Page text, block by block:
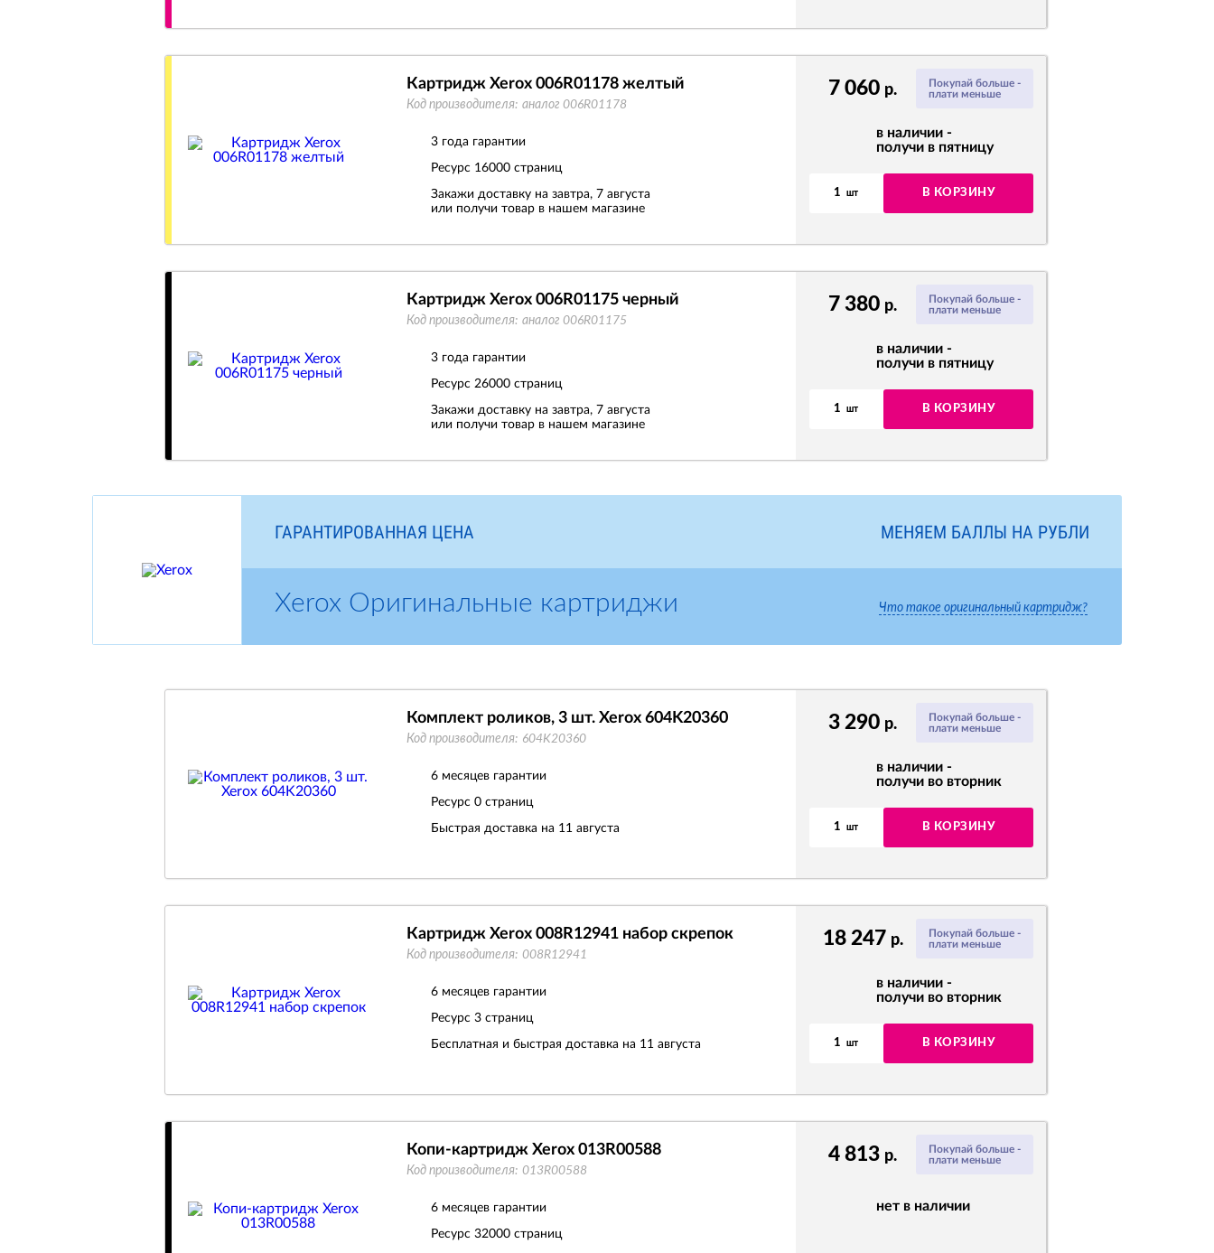
Покупай больше -
плати меньше
7 060 р.
в наличии -
получи в пятницу
1 шт В КОРЗИНУ
Картридж Xerox 006R01178 желтый
Код производителя: аналог 006R01178
3 года гарантии
Ресурс 16000 страниц
Закажи доставку на завтра, 7 августа
или получи товар в нашем магазине
Покупай больше -
плати меньше
7 380 р.
в наличии -
получи в пятницу
1 шт В КОРЗИНУ
Картридж Xerox 006R01175 черный
Код производителя: аналог 006R01175
3 года гарантии
Ресурс 26000 страниц
Закажи доставку на завтра, 7 августа
или получи товар в нашем магазине
МЕНЯЕМ БАЛЛЫ НА РУБЛИ
ГАРАНТИРОВАННАЯ ЦЕНА
Что такое оригинальный картридж?
Xerox Оригинальные картриджи
Покупай больше -
плати меньше
3 290 р.
в наличии -
получи во вторник
1 шт В КОРЗИНУ
Комплект роликов, 3 шт. Xerox 604K20360
Код производителя: 604K20360
6 месяцев гарантии
Ресурс 0 страниц
Быстрая доставка на 11 августа
Покупай больше -
плати меньше
18 247 р.
в наличии -
получи во вторник
1 шт В КОРЗИНУ
Картридж Xerox 008R12941 набор скрепок
Код производителя: 008R12941
6 месяцев гарантии
Ресурс 3 страниц
Бесплатная и быстрая доставка на 11 августа
Покупай больше -
плати меньше
4 813 р.
нет в наличии
Копи-картридж Xerox 013R00588
Код производителя: 013R00588
6 месяцев гарантии
Ресурс 32000 страниц